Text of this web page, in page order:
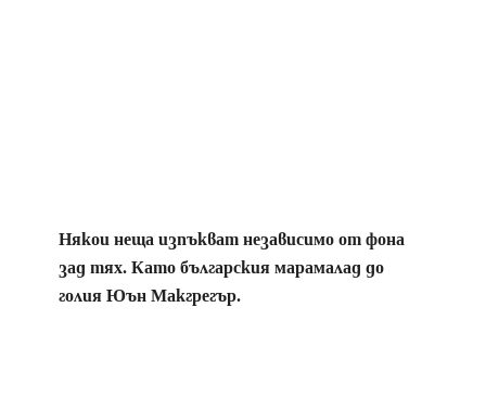
Някои неща изпъкват независимо от фона
зад тях. Като българския марамалад до
голия Юън Макгрегър.